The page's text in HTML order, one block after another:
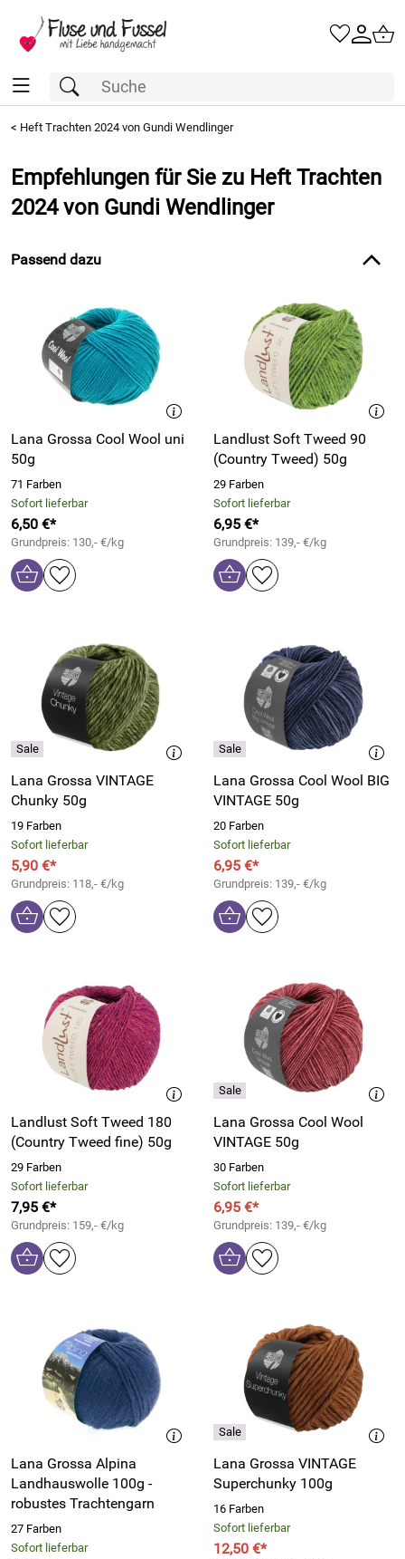
< Heft Trachten 2024 von Gundi Wendlinger
Empfehlungen für Sie zu Heft Trachten
2024 von Gundi Wendlinger
Passend dazu
Lana Grossa Cool Wool uni
50g
71 Farben
Sofort lieferbar
6,50 €*
Grundpreis: 130,- €/kg
Landlust Soft Tweed 90
(Country Tweed) 50g
29 Farben
Sofort lieferbar
6,95 €*
Grundpreis: 139,- €/kg
Lana Grossa VINTAGE
Chunky 50g
19 Farben
Sofort lieferbar
5,90 €*
Grundpreis: 118,- €/kg
Lana Grossa Cool Wool BIG
VINTAGE 50g
20 Farben
Sofort lieferbar
6,95 €*
Grundpreis: 139,- €/kg
Landlust Soft Tweed 180
(Country Tweed fine) 50g
29 Farben
Sofort lieferbar
7,95 €*
Grundpreis: 159,- €/kg
Lana Grossa Cool Wool
VINTAGE 50g
30 Farben
Sofort lieferbar
6,95 €*
Grundpreis: 139,- €/kg
Lana Grossa Alpina
Landhauswolle 100g -
robustes Trachtengarn
27 Farben
Sofort lieferbar
Lana Grossa VINTAGE
Superchunky 100g
16 Farben
Sofort lieferbar
12,50 €*